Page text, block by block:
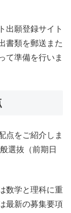
出願登録サイト
書類を郵送また
て準備を行いま
点をご紹介しま
選抜（前期日
数学と理科に重
最新の募集要項